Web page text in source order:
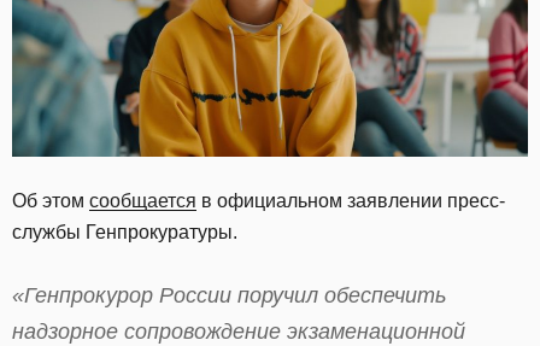
Об этом сообщается в официальном заявлении пресс-
службы Генпрокуратуры.
«Генпрокурор России поручил обеспечить
надзорное сопровождение экзаменационной